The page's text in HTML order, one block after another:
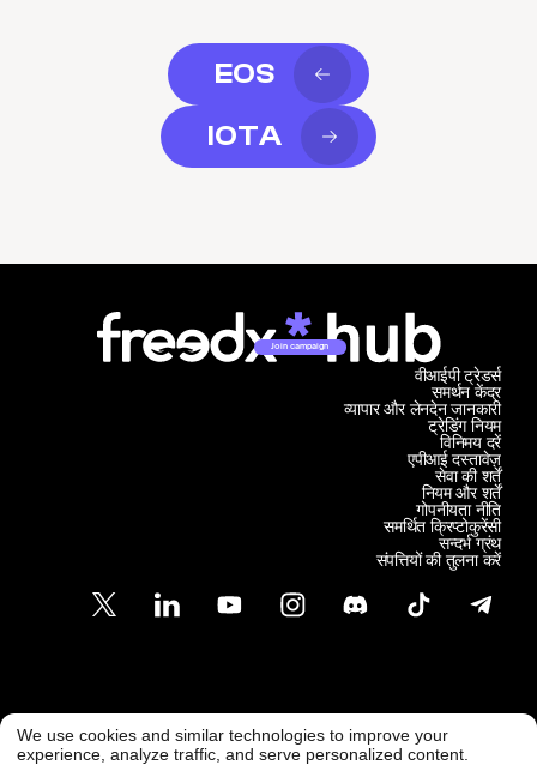
EOS
IOTA
Join campaign
समर्थन केंद्र
व्यापार और लेनदेन जानकारी
वीआईपी ट्रेडर्स
ट्रेडिंग नियम
विनिमय दरें
एपीआई दस्तावेज़
सेवा की शर्तें
नियम और शर्तें
गोपनीयता नीति
समर्थित क्रिप्टोकुरेंसी
सन्दर्भ ग्रंथ
संपत्तियों की तुलना करें
ग्राहक समर्थन
सपोर्ट@फ्रीडएक्स.कॉम @ Freedx 2026
We use cookies and similar technologies to improve your
experience, analyze traffic, and serve personalized content.